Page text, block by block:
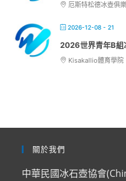
厄斯特松德冰壺俱
2026-12-08 - 21
2026世界青年B組
Kisakallio體育學院
關於我們
中華民國冰石壺協會